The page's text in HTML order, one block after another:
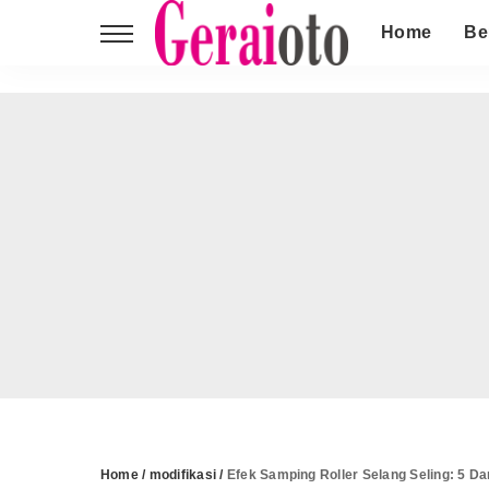
Home
Home/ modifikasi / Efek Samping Roller Selang Seling: 5